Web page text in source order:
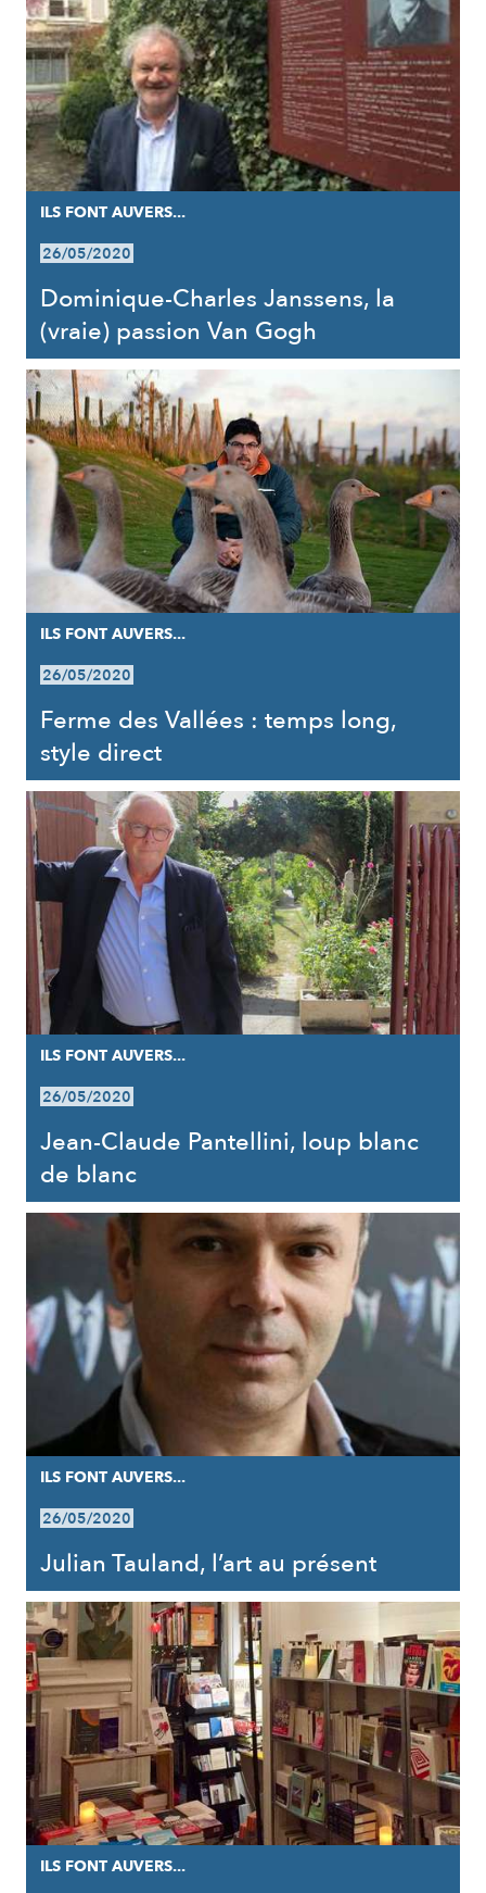
ILS FONT AUVERS...
26/05/2020
Dominique-Charles Janssens, la
(vraie) passion Van Gogh
ILS FONT AUVERS...
26/05/2020
Ferme des Vallées : temps long,
style direct
ILS FONT AUVERS...
26/05/2020
Jean-Claude Pantellini, loup blanc
de blanc
ILS FONT AUVERS...
26/05/2020
Julian Tauland, l’art au présent
ILS FONT AUVERS...